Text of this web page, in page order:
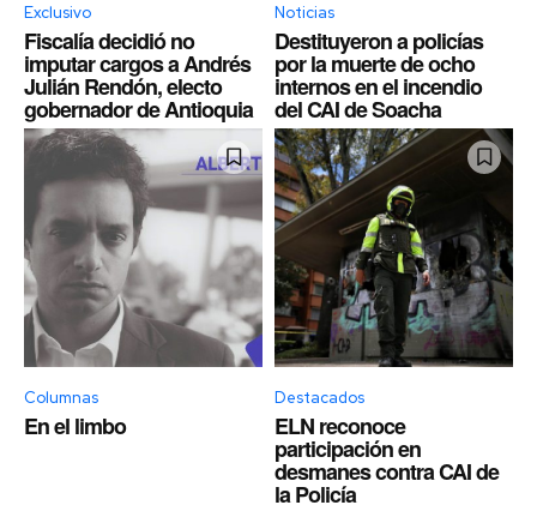
Exclusivo
Fiscalía decidió no
imputar cargos a Andrés
Julián Rendón, electo
gobernador de Antioquia
Noticias
Destituyeron a policías
por la muerte de ocho
internos en el incendio
del CAI de Soacha
Columnas
En el limbo
Destacados
ELN reconoce
participación en
desmanes contra CAI de
la Policía